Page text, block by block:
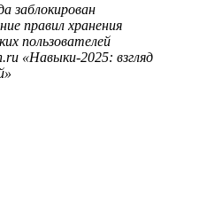
заблокирован
правил хранения
пользователей
«Навыки-2025: взгляд